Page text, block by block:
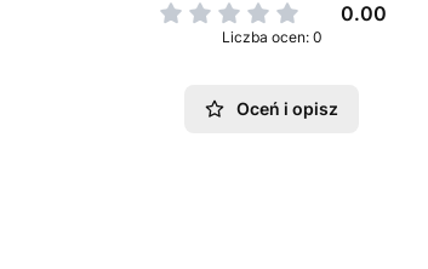
0.00
Liczba ocen: 0
Oceń i opisz